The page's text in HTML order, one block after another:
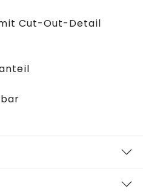
Cut-Out-Detail